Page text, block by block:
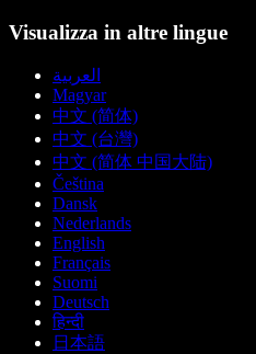
Visualizza in altre lingue
العربية
Magyar
中文 (简体)
中文 (台灣)
中文 (简体 中国大陆)
Čeština
Dansk
Nederlands
English
Français
Suomi
Deutsch
हिन्दी
日本語